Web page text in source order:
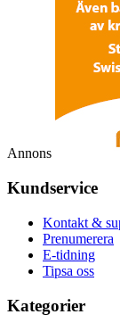
Annons
Kundservice
Kontakt &
Prenumerera
E-tidning
Tipsa oss
Kategorier